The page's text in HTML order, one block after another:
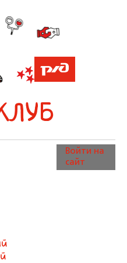
Войти на
сайт